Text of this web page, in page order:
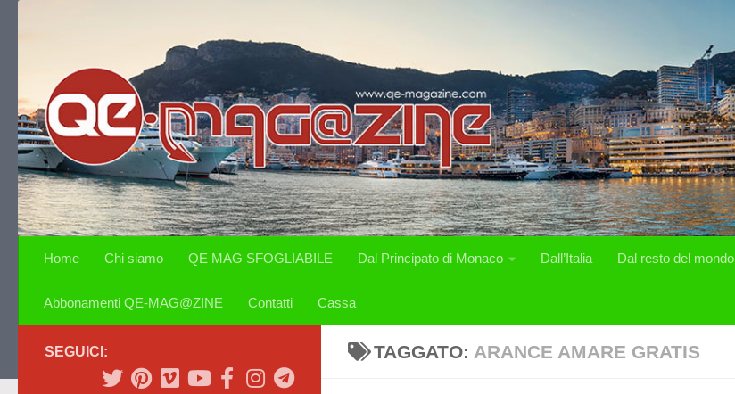
Home Chi siamo QE MAG SFOGLIABILE Dal Principato di Monaco Dall’Italia Dal resto del mondo
Abbonamenti QE-MAG@ZINE Contatti Cassa
TAGGATO: ARANCE AMARE GRATIS
SEGUICI: